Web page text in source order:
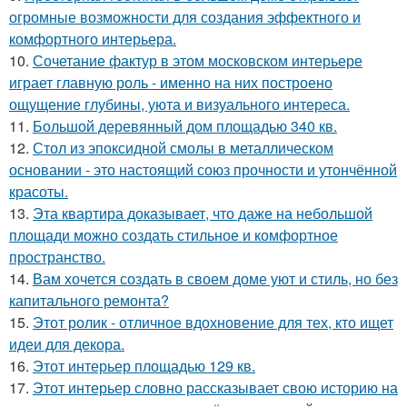
огромные возможности для создания эффектного и
комфортного интерьера.
10. Сочетание фактур в этом московском интерьере
играет главную роль - именно на них построено
ощущение глубины, уюта и визуального интереса.
11. Большой деревянный дом площадью 340 кв.
12. Стол из эпоксидной смолы в металлическом
основании - это настоящий союз прочности и утончённой
красоты.
13. Эта квартира доказывает, что даже на небольшой
площади можно создать стильное и комфортное
пространство.
14. Вам хочется создать в своем доме уют и стиль, но без
капитального ремонта?
15. Этот ролик - отличное вдохновение для тех, кто ищет
идеи для декора.
16. Этот интерьер площадью 129 кв.
17. Этот интерьер словно рассказывает свою историю на